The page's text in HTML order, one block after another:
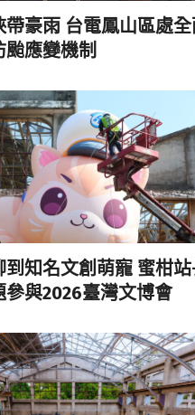
帶豪雨 台電鳳山區處
應變機制
到知名文創萌寵 蜜柑
參與2026臺灣文博會